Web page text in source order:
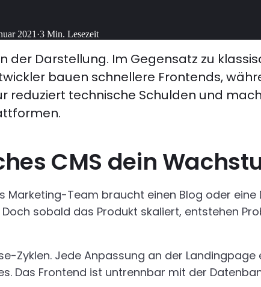
2021 ·3 Min. Lesezeit
der Darstellung. Im Gegensatz zu
bauen schnellere Frontends,
reduziert technische Schulden und
CMS dein
Marketing-Team braucht einen Blog oder
sobald das Produkt skaliert, entstehen
Zyklen. Jede Anpassung an der
Das Frontend ist untrennbar mit der